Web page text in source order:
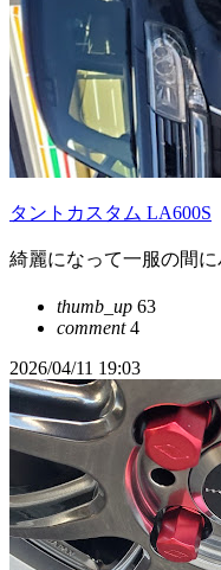
タントカスタム LA600S
綺麗になって一服の間
thumb_up 63
comment4
2026/04/11 19:03